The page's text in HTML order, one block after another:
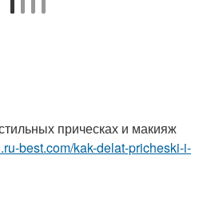
прическах и макияж
best.com/kak-delat-pricheski-i-